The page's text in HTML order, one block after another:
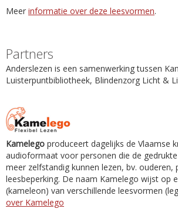
Meer informatie over deze leesvormen.
Partners
Anderslezen is een samenwerking tussen
Luisterpuntbibliotheek, Blindenzorg Licht &
Kamelego produceert dagelijks de Vlaamse
audioformaat voor personen die de
meer zelfstandig kunnen lezen, bv. ouderen,
leesbeperking. De naam Kamelego wijst op
(kameleon) van verschillende leesvormen
over Kamelego